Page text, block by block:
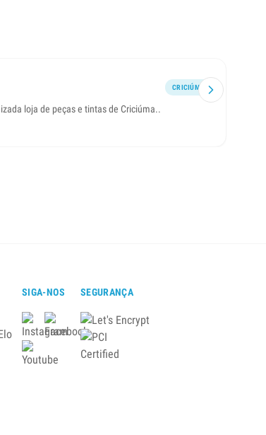
CRICIÚMA
loja de peças e tintas de Criciúma..
SIGA-NOS SEGURANÇA